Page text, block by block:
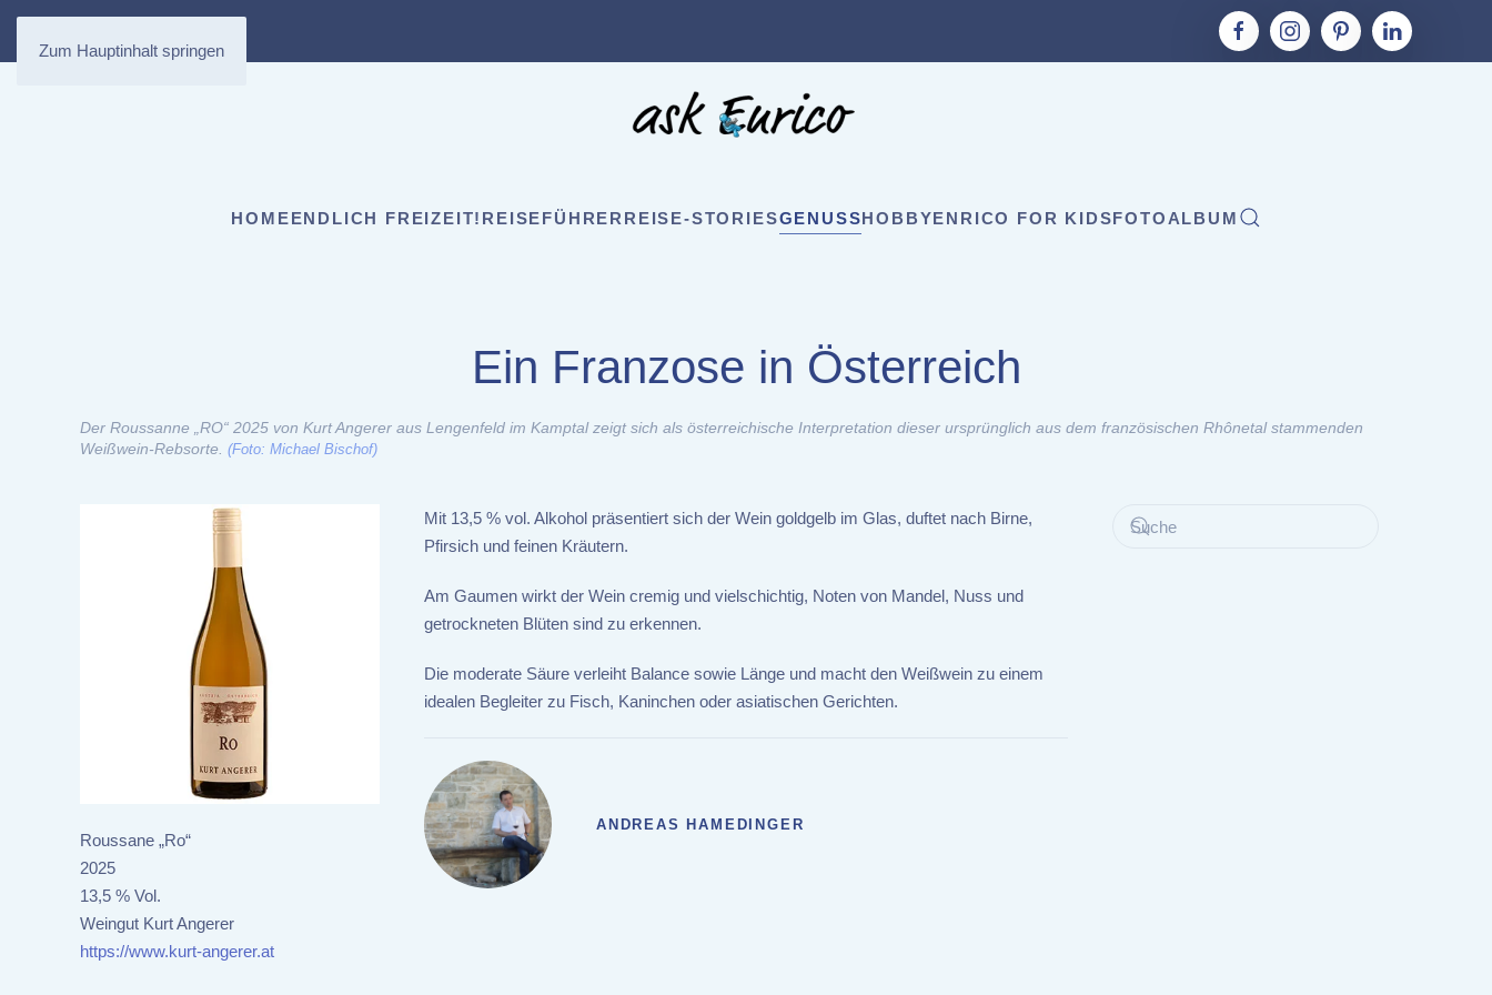
Zum Hauptinhalt springen
HOMEENDLICH FREIZEIT! REISEFÜHRER REISE-STORIESGENUSSHOBBYENRICO FOR KIDSFOTOALBUM
Ein Franzose in Österreich
Der Roussanne „RO“ 2025 von Kurt Angerer aus Lengenfeld im Kamptal zeigt sich als österreichische Interpretation dieser ursprünglich aus dem französischen Rhônetal stammenden
Weißwein-Rebsorte. (Foto: Michael Bischof)
Roussane „Ro“
2025
13,5 % Vol.
Weingut Kurt Angerer
https://www.kurt-angerer.at
Mit 13,5 % vol. Alkohol präsentiert sich der Wein goldgelb im Glas, duftet nach Birne,
Pfirsich und feinen Kräutern.
Am Gaumen wirkt der Wein cremig und vielschichtig, Noten von Mandel, Nuss und
getrockneten Blüten sind zu erkennen.
Die moderate Säure verleiht Balance sowie Länge und macht den Weißwein zu einem
idealen Begleiter zu Fisch, Kaninchen oder asiatischen Gerichten.
ANDREAS HAMEDINGER